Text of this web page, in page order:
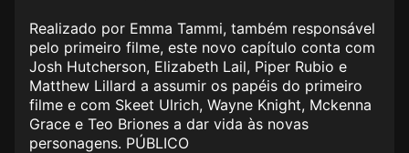
Realizado por Emma Tammi, também responsável
pelo primeiro filme, este novo capítulo conta com
Josh Hutcherson, Elizabeth Lail, Piper Rubio e
Matthew Lillard a assumir os papéis do primeiro
filme e com Skeet Ulrich, Wayne Knight, Mckenna
Grace e Teo Briones a dar vida às novas
personagens. PÚBLICO